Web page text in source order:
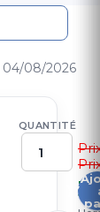
QUANTITÉ
04/08/2026